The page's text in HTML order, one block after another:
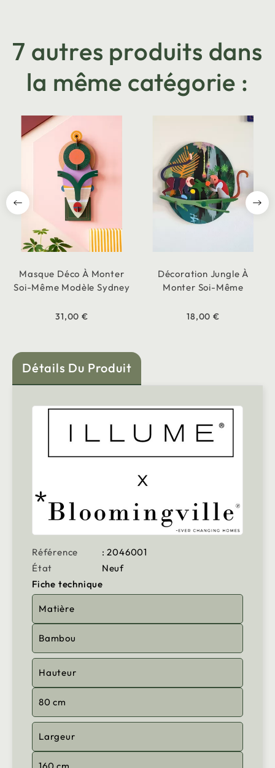
7 autres produits dans
la même catégorie :
Masque Déco À Monter
Soi-Même Modèle Sydney
31,00 €
Décoration Jungle À
Monter Soi-Même
18,00 €
Détails Du Produit
Référence
: 2046001
État
Neuf
Fiche technique
Matière
Bambou
Hauteur
80 cm
Largeur